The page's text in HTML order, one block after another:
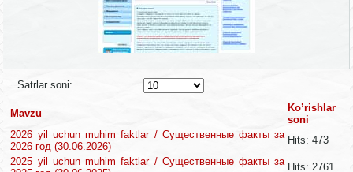
Satrlar soni:
Mavzu
Ko’rishlar
soni
2026 yil uchun muhim faktlar / Существенные факты за
2026 год (30.06.2026)
Hits: 473
2025 yil uchun muhim faktlar / Существенные факты за Hits: 2761